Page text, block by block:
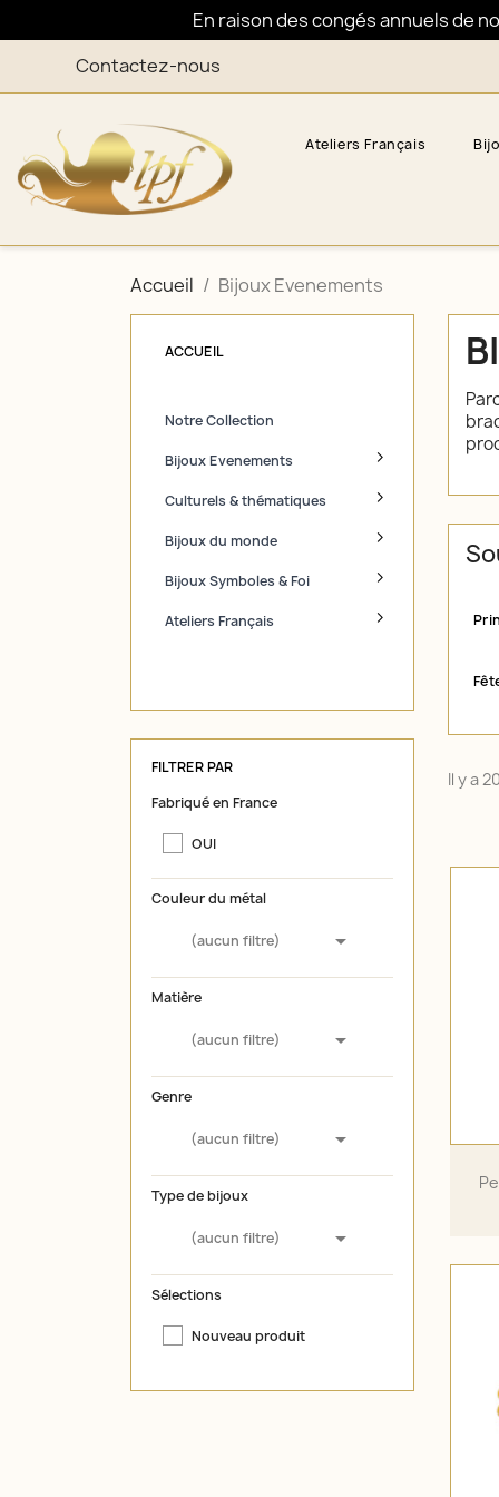
En raison des congés annuels de
Contactez-nous
Ateliers Français
Accueil Bijoux Evenements
ACCUEIL
Notre Collection
Bijoux Evenements
Culturels & thématiques
Bijoux du monde
Bijoux Symboles & Foi
Ateliers Français
FILTRER PAR
Fabriqué en France
OUI
Couleur du métal
(aucun filtre) 
Matière
(aucun filtre) 
Genre
(aucun filtre) 
Type de bijoux
(aucun filtre) 
Sélections
Nouveau produit
Il y a